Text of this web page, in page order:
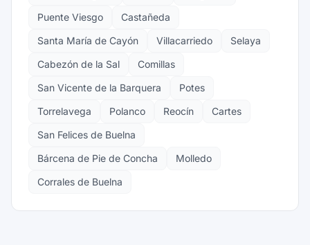
Puente Viesgo
Castañeda
Santa María de Cayón
Villacarriedo
Selaya
Cabezón de la Sal
Comillas
San Vicente de la Barquera
Potes
Torrelavega
Polanco Reocín
Cartes
San Felices de Buelna
Bárcena de Pie de Concha
Molledo
Corrales de Buelna